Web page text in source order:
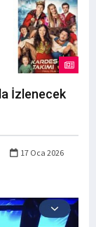
İzlenecek
17 Oca 2026